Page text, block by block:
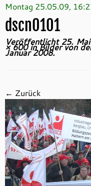
Montag 25.05.09,
dscn0101
Veröffentlicht 25.
× 600inBilder von
Januar 2008.
← Zurück